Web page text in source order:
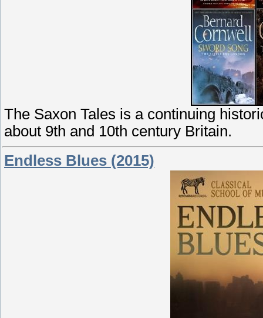
The Saxon Tales is a continuing
about 9th and 10th century Britain.
Endless Blues (2015)